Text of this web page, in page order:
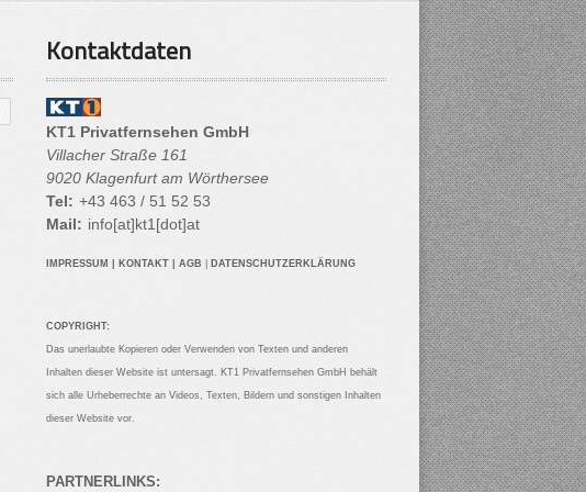
Kontaktdaten
KT1 Privatfernsehen GmbH
Villacher Straße 161
9020 Klagenfurt am Wörthersee
Tel: +43 463 / 51 52 53
Mail: info[at]kt1[dot]at
IMPRESSUM KONTAKT AGB DATENSCHUTZERKLÄRUNG
COPYRIGHT:
Das unerlaubte Kopieren oder Verwenden von Texten und anderen
Inhalten dieser Website ist untersagt. KT1 Privatfernsehen GmbH behält
sich alle Urheberrechte an Videos, Texten, Bildern und sonstigen Inhalten
dieser Website vor.
PARTNERLINKS: